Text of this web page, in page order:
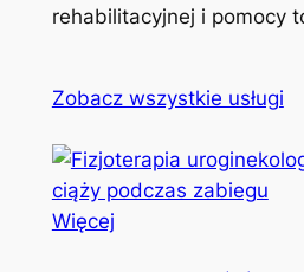
rehabilitacyjnej i pomocy
Zobacz wszystkie usługi
Więcej